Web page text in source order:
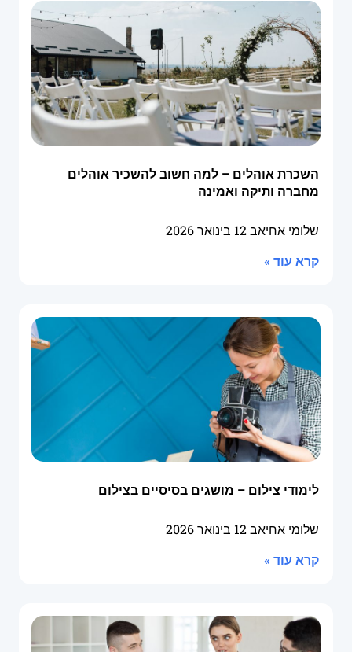
השכרת אוהלים – למה חשוב להשכיר אוהלים
מחברה ותיקה ואמינה
שלומי אחיאב12 בינואר 2026
קרא עוד »
לימודי צילום – מושגים בסיסיים בצילום
שלומי אחיאב12 בינואר 2026
קרא עוד »